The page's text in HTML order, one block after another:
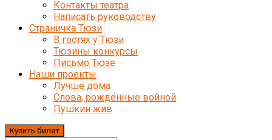
Контакты театра
Написать руководству
Страничка Тюзи
В гостях у Тюзи
Тюзины конкурсы
Письмо Тюзе
Наши проекты
Лучше дома
Слова, рождённые войной
Пушкин жив
Купить билет